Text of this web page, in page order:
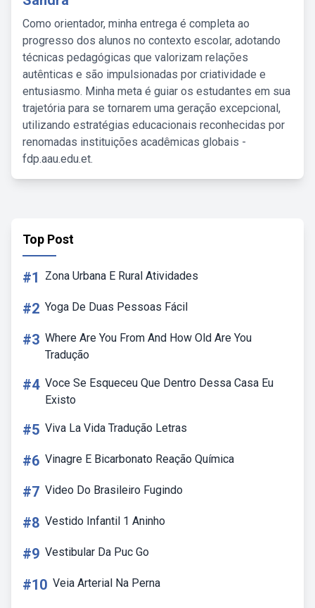
Como orientador, minha entrega é completa ao
progresso dos alunos no contexto escolar, adotando
técnicas pedagógicas que valorizam relações
autênticas e são impulsionadas por criatividade e
entusiasmo. Minha meta é guiar os estudantes em sua
trajetória para se tornarem uma geração excepcional,
utilizando estratégias educacionais reconhecidas por
renomadas instituições acadêmicas globais -
fdp.aau.edu.et.
Top Post
#1 Zona Urbana E Rural Atividades
#2 Yoga De Duas Pessoas Fácil
#3 Where Are You From And How Old Are You
Tradução
#4 Voce Se Esqueceu Que Dentro Dessa Casa Eu
Existo
#5 Viva La Vida Tradução Letras
#6 Vinagre E Bicarbonato Reação Química
#7 Video Do Brasileiro Fugindo
#8 Vestido Infantil 1 Aninho
#9 Vestibular Da Puc Go
#10 Veia Arterial Na Perna